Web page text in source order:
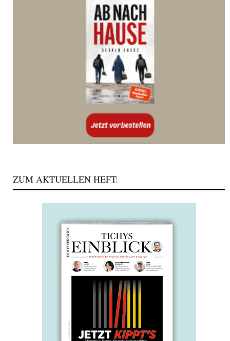
ZUM AKTUELLEN HEFT: